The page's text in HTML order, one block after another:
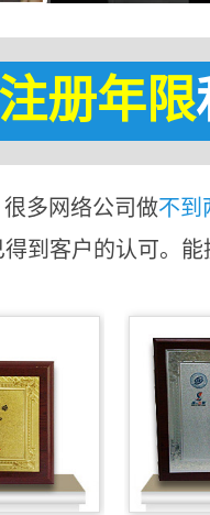
注册年限
多网络公司做不到
得到客户的认可。